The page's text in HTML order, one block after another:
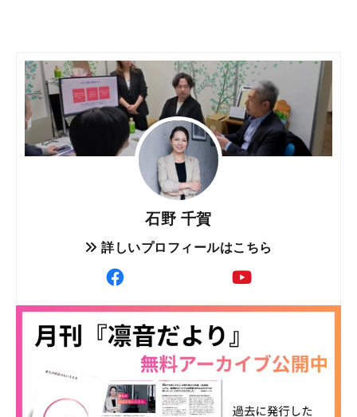
石野 千賀
詳しいプロフィールはこちら